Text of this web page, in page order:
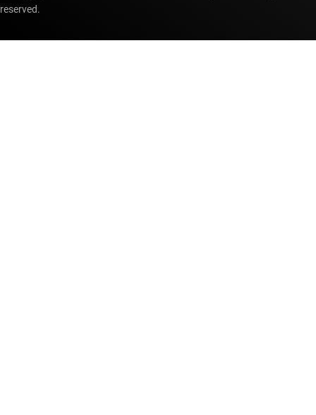
reserved.